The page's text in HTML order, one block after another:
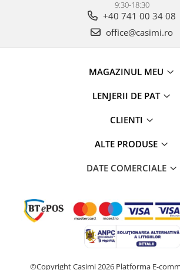
9:30-18:30
+40 741 00 34 08
office@casimi.ro
MAGAZINUL MEU
LENJERII DE PAT
CLIENTI
ALTE PRODUSE
DATE COMERCIALE
©Copyright Casimi 2026 Platforma E-